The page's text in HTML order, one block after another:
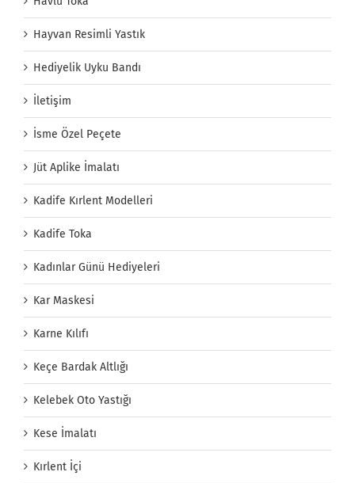
Hayvan Resimli Yastık
Hediyelik Uyku Bandı
İletişim
İsme Özel Peçete
Jüt Aplike İmalatı
Kadife Kırlent Modelleri
Kadife Toka
Kadınlar Günü Hediyeleri
Kar Maskesi
Karne Kılıfı
Keçe Bardak Altlığı
Kelebek Oto Yastığı
Kese İmalatı
Kırlent İçi